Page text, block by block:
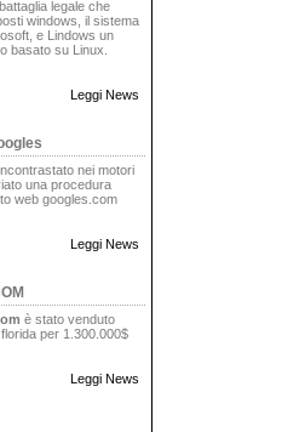
legale che
windows, il sistema
e Lindows un
basato su Linux.
Leggi News
nei motori
una procedura
web googles.com
Leggi News
è stato venduto
per 1.300.000$
Leggi News